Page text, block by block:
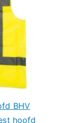
BHV
hoofd